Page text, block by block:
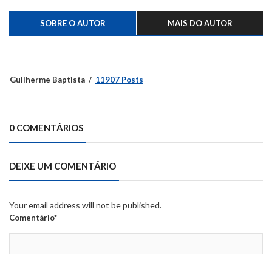
SOBRE O AUTOR MAIS DO AUTOR
Guilherme Baptista 11907 Posts
0 COMENTÁRIOS
DEIXE UM COMENTÁRIO
Your email address will not be published.
Comentário*